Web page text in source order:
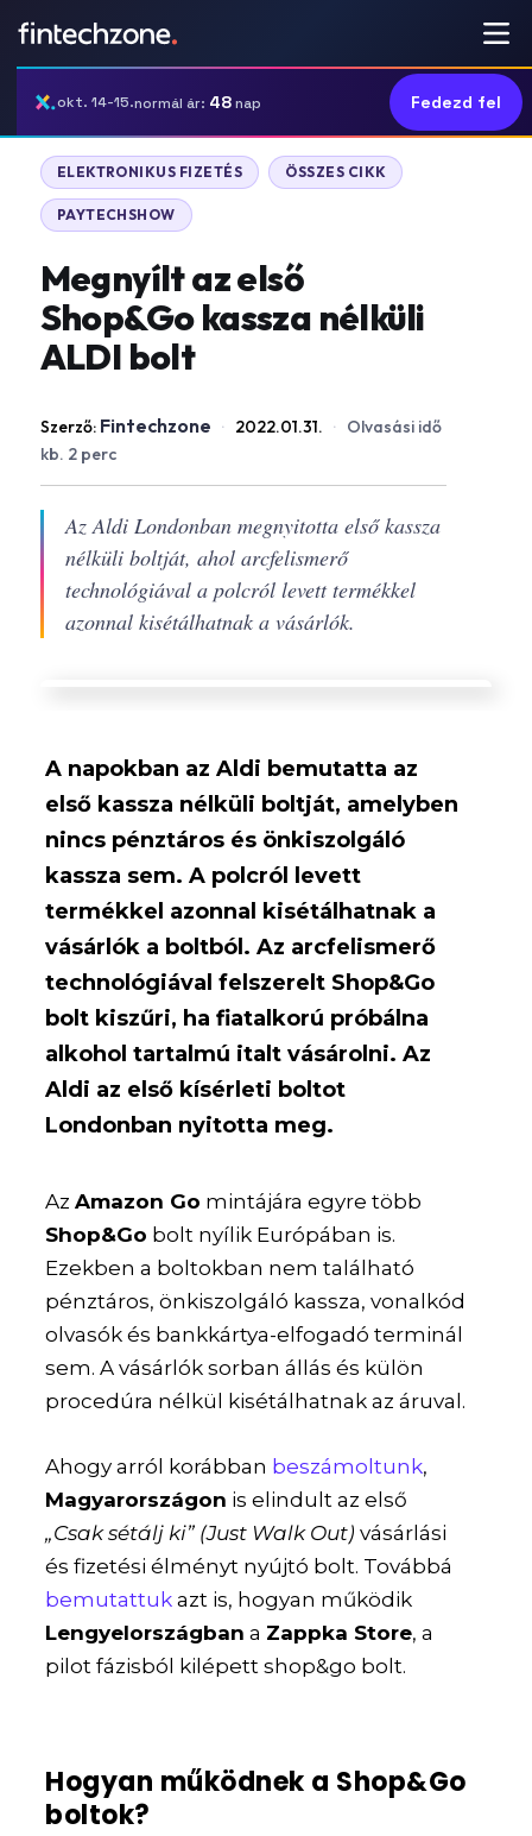
okt. 14-15.normál ár: 48nap Fedezd fel
ELEKTRONIKUS FIZETÉS ÖSSZES CIKK
PAYTECHSHOW
Megnyílt az első
Shop&Go kassza nélküli
ALDI bolt
Szerző: Fintechzone · 2022.01.31. · Olvasási idő
kb. 2 perc
Az Aldi Londonban megnyitotta első kassza
nélküli boltját, ahol arcfelismerő
technológiával a polcról levett termékkel
azonnal kisétálhatnak a vásárlók.
A napokban az Aldi bemutatta az
első kassza nélküli boltját, amelyben
nincs pénztáros és önkiszolgáló
kassza sem. A polcról levett
termékkel azonnal kisétálhatnak a
vásárlók a boltból. Az arcfelismerő
technológiával felszerelt Shop&Go
bolt kiszűri, ha fiatalkorú próbálna
alkohol tartalmú italt vásárolni. Az
Aldi az első kísérleti boltot
Londonban nyitotta meg.
AzAmazon Go mintájára egyre több
Shop&Go bolt nyílik Európában is.
Ezekben a boltokban nem található
pénztáros, önkiszolgáló kassza, vonalkód
olvasók és bankkártya-elfogadó terminál
sem. A vásárlók sorban állás és külön
procedúra nélkül kisétálhatnak az áruval.
Ahogy arról korábban beszámoltunk,
Magyarországon is elindult az első
„Csak sétálj ki” (Just Walk Out) vásárlási
és fizetési élményt nyújtó bolt. Továbbá
bemutattuk azt is, hogyan működik
Lengyelországban a Zappka Store, a
pilot fázisból kilépett shop&go bolt.
Hogyan működnek a Shop&Go
boltok?